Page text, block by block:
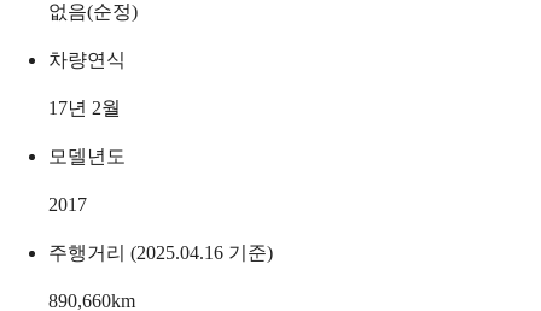
없음(순정)
차량연식
17년 2월
모델년도
2017
주행거리 (2025.04.16 기준)
890,660km